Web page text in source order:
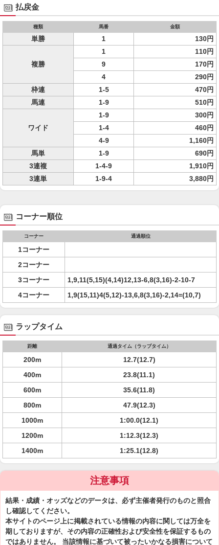
払戻金
種類 馬番 金額
単勝 1 130円
複勝
1
110円
9
170円
4
290円
枠連
1-5
470円
馬連
1-9 510円
ワイド
1-9
300円
1-4
460円
4-9
1,160円
馬単
1-9
690円
3連複
1-4-9
1,910円
3連単
1-9-4 3,880円
コーナー順位
コーナー 通過順位
1コーナー
2コーナー
3コーナー
1,9,11(5,15)(4,14)12,13-6,8(3,16)-2-10-7
4コーナー
1,9(15,11)4(5,12)-13,6,8(3,16)-2,14=(10,7)
ラップタイム
距離 通過タイム（ラップタイム）
200m
12.7(12.7)
400m
23.8(11.1)
600m
35.6(11.8)
800m
47.9(12.3)
1000m
1:00.0(12.1)
1200m
1:12.3(12.3)
1400m
1:25.1(12.8)
注意事項
結果・成績・オッズなどのデータは、必ず主催者発行のものと照合
し確認してください。
本サイトのページ上に掲載されている情報の内容に関しては万全を
期しておりますが、その内容の正確性および安全性を保証するもの
ではありません。 当該情報に基づいて被ったいかなる損害について